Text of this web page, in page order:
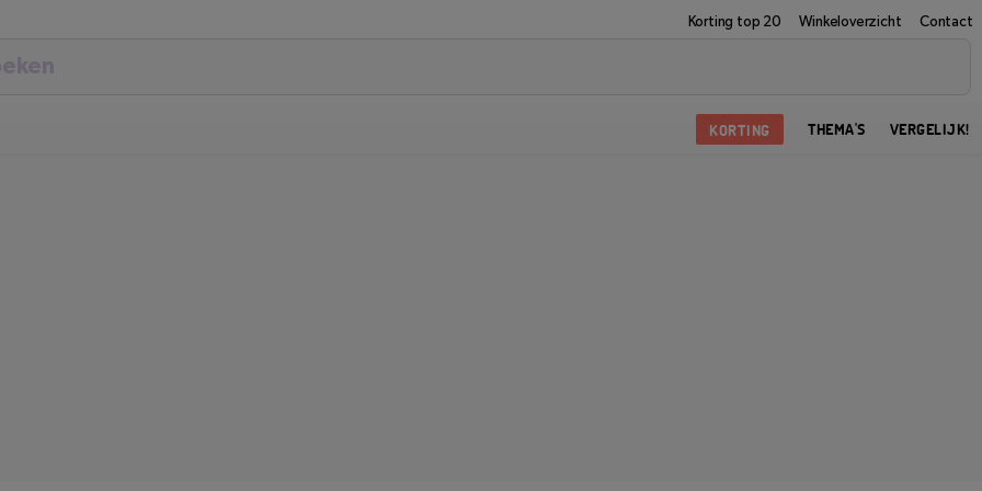
Korting top 20 Winkeloverzicht Contact
VERGELIJK!
THEMA'S
KORTING